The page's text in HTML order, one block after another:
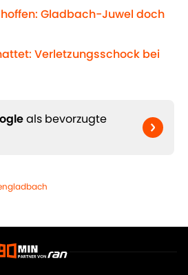
Gladbach-Juwel doch
Verletzungsschock bei
als bevorzugte